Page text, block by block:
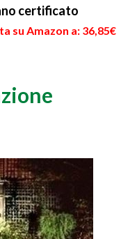
certificato
su Amazon a: 36,85€